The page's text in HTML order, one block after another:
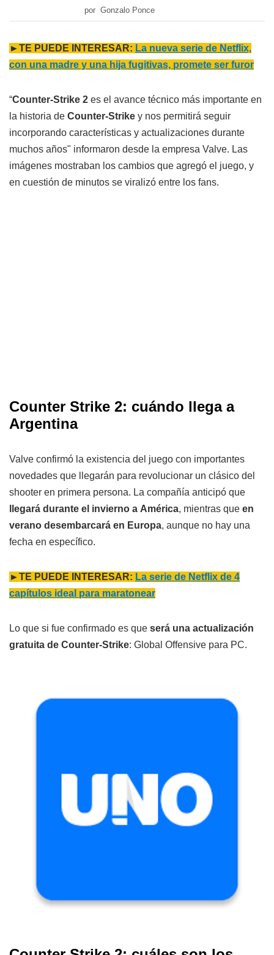
por Gonzalo Ponce
►TE PUEDE INTERESAR: La nueva serie de Netflix,
con una madre y una hija fugitivas, promete ser furor
“Counter-Strike 2 es el avance técnico más importante en
la historia de Counter-Strike y nos permitirá seguir
incorporando características y actualizaciones durante
muchos años" informaron desde la empresa Valve. Las
imágenes mostraban los cambios que agregó el juego, y
en cuestión de minutos se viralizó entre los fans.
Counter Strike 2: cuándo llega a
Argentina
Valve confirmó la existencia del juego con importantes
novedades que llegarán para revolucionar un clásico del
shooter en primera persona. La compañía anticipó que
llegará durante el invierno a América, mientras que en
verano desembarcará en Europa, aunque no hay una
fecha en específico.
►TE PUEDE INTERESAR: La serie de Netflix de 4
capítulos ideal para maratonear
Lo que si fue confirmado es que será una actualización
gratuita de Counter-Strike: Global Offensive para PC.